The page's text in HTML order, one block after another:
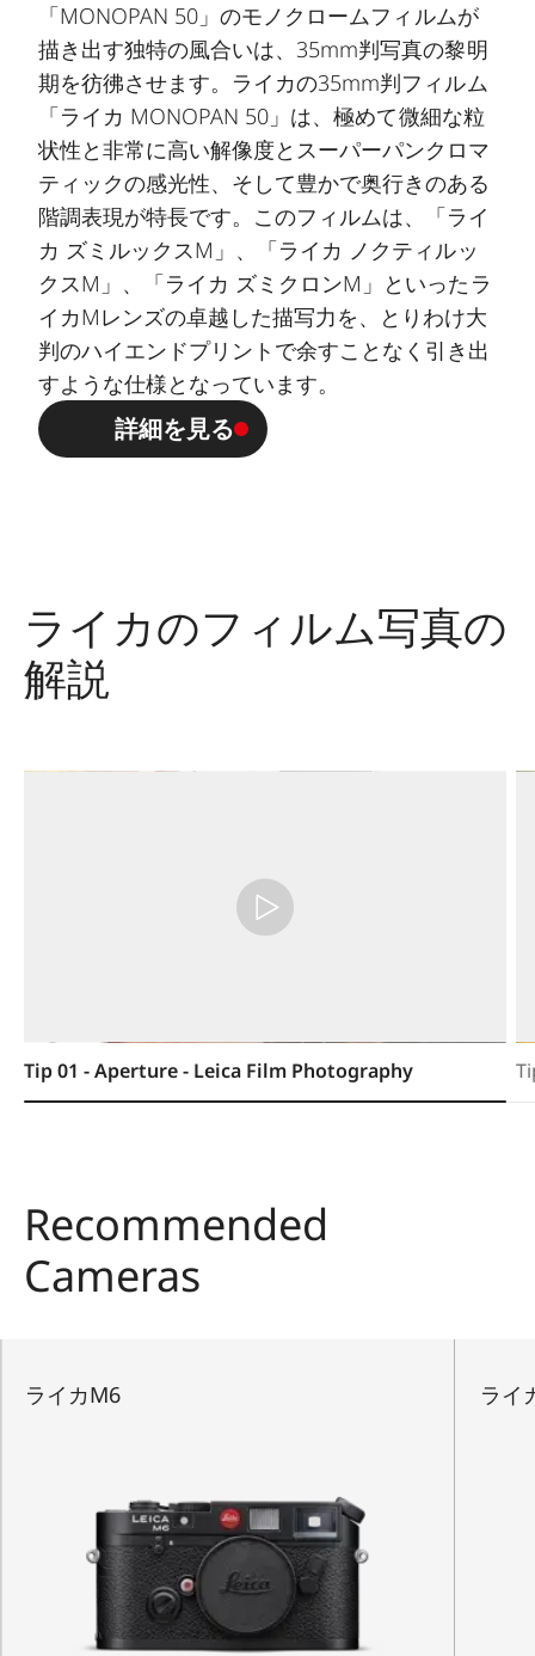
「MONOPAN 50」のモノクロームフィルムが
描き出す独特の風合いは、35mm判写真の黎明
期を彷彿させます。ライカの35mm判フィルム
「ライカ MONOPAN 50」は、極めて微細な粒
状性と非常に高い解像度とスーパーパンクロマ
ティックの感光性、そして豊かで奥行きのある
階調表現が特長です。このフィルムは、「ライ
カ ズミルックスM」、「ライカ ノクティルッ
クスM」、「ライカ ズミクロンM」といったラ
イカMレンズの卓越した描写力を、とりわけ大
判のハイエンドプリントで余すことなく引き出
すような仕様となっています。
詳細を見る
ライカのフィルム写真の
解説
Tip 01 - Aperture - Leica Film Photography
Recommended
Cameras
ライカM6 ライ